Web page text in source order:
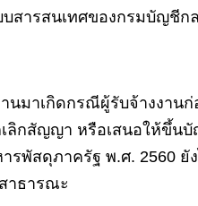
สารสนเทศของกรมบัญชี
มาเกิดกรณีผู้รับจ้างงา
กสัญญา หรือเสนอให้ขึ้น
สดุภาครัฐ พ.ศ. 2560
าธารณะ